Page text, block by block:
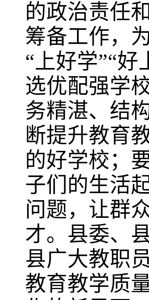
的政治责任
筹备工作，
“上好学”“
选优配强学
务精湛、结
断提升教育
的好学校；
子们的生活
问题，让群
才。县委、
县广大教职
教育教学质